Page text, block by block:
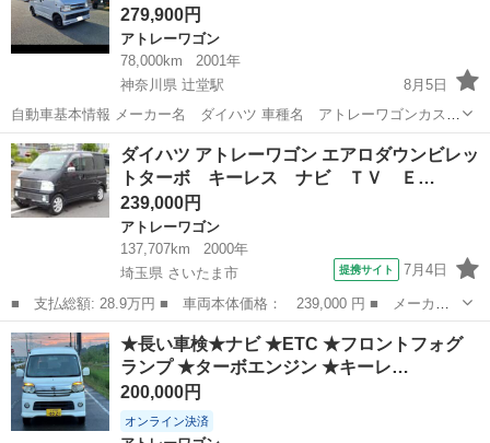
279,900円
アトレーワゴン
78,000km
2001年
神奈川県 辻堂駅
8月5日
自動車基本情報 メーカー名 ダイハツ 車種名 アトレーワゴンカスタ
ム グレード名 ハイルーフ、サンルーフ 排気量 660 cc 年式 平成
13年 (2001年) 5月 走行距離 78,000 km 走行距離の状態 実走行 色...
神奈川 藤沢市 辻堂駅 アトレーワゴン
ダイハツ アトレーワゴン エアロダウンビレッ
トターボ キーレス ナビ ＴＶ Ｅ…
239,000円
アトレーワゴン
137,707km
2000年
埼玉県 さいたま市
提携サイト 7月4日
■ 支払総額: 28.9万円 ■ 車両本体価格： 239,000 円 ■ メーカー
名： ダイハツ ■ 車種名： アトレーワゴン ■ グレード名： エ
アロダウンビレットターボ キーレス ナビ ＴＶ ＥＴＣ ■ 排気
量： 66...
埼玉 さいたま市 アトレーワゴン
★長い車検★ナビ ★ETC ★フロントフォグ
ランプ ★ターボエンジン ★キーレ…
200,000円
オンライン決済